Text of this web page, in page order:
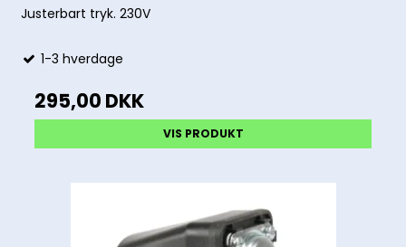
Justerbart tryk. 230V
1-3 hverdage
295,00 DKK
VIS PRODUKT